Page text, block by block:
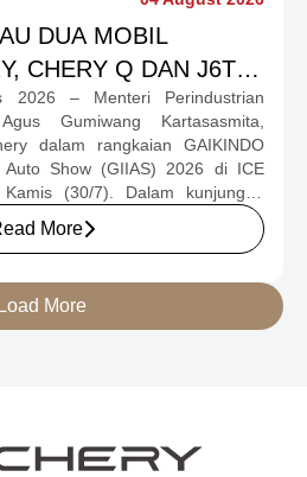
DUA MOBIL
CHERY Q DAN J6T
DI GIIAS
2026 – Menteri Perindustrian
Gumiwang Kartasasmita,
dalam rangkaian GAIKINDO
Auto Show (GIIAS) 2026 di ICE
(30/7). Dalam kunjungan
meninjau dua produk
yakni Chery Q, compact EV
Electric Vehicle (REEV) yang
perjalanan jarak jauh.
More
Load More